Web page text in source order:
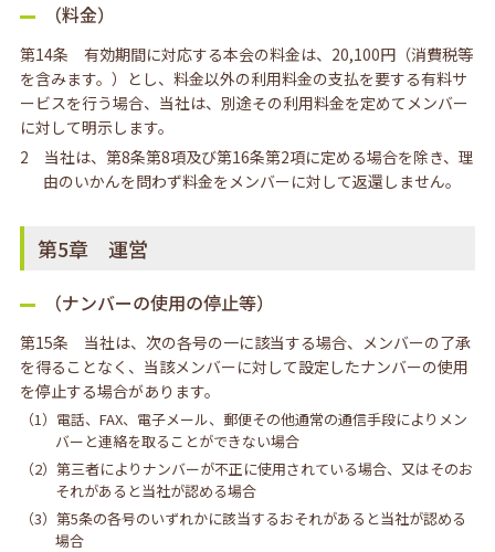
（料金）
第14条 有効期間に対応する本会の料金は、20,100円（消費税等
を含みます。）とし、料金以外の利用料金の支払を要する有料サ
ービスを行う場合、当社は、別途その利用料金を定めてメンバー
に対して明示します。
2 当社は、第8条第8項及び第16条第2項に定める場合を除き、理
由のいかんを問わず料金をメンバーに対して返還しません。
第5章 運営
（ナンバーの使用の停止等）
第15条 当社は、次の各号の一に該当する場合、メンバーの了承
を得ることなく、当該メンバーに対して設定したナンバーの使用
を停止する場合があります。
（1）電話、FAX、電子メール、郵便その他通常の通信手段によりメン
バーと連絡を取ることができない場合
（2）第三者によりナンバーが不正に使用されている場合、又はそのお
それがあると当社が認める場合
（3）第5条の各号のいずれかに該当するおそれがあると当社が認める
場合